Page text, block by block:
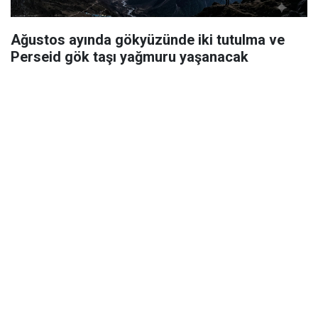
Ağustos ayında gökyüzünde iki tutulma ve
Perseid gök taşı yağmuru yaşanacak